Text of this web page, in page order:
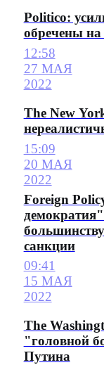
Politico:
обречены
12:58
27 МАЯ
2022
The New
15:09
20 МАЯ
2022
Foreign
санкции
09:41
15 МАЯ
2022
The
"головной
Путина